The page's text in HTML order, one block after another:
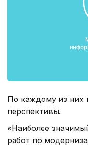
По каждому из них
перспективы.
«Наиболее
работ по